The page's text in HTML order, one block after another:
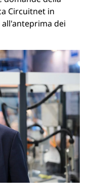
Circuitnet in
dei